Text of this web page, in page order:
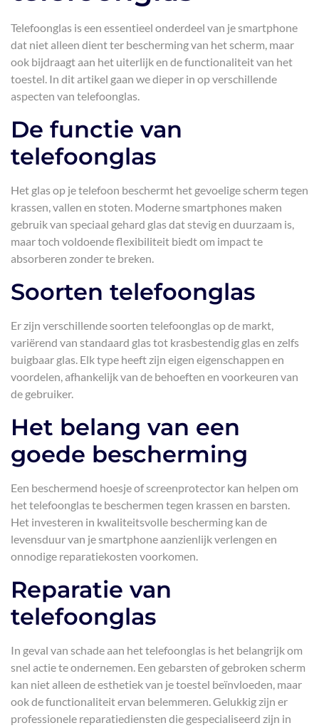
Telefoonglas is een essentieel onderdeel van je smartphone
dat niet alleen dient ter bescherming van het scherm, maar
ook bijdraagt aan het uiterlijk en de functionaliteit van het
toestel. In dit artikel gaan we dieper in op verschillende
aspecten van telefoonglas.
De functie van
telefoonglas
Het glas op je telefoon beschermt het gevoelige scherm tegen
krassen, vallen en stoten. Moderne smartphones maken
gebruik van speciaal gehard glas dat stevig en duurzaam is,
maar toch voldoende flexibiliteit biedt om impact te
absorberen zonder te breken.
Soorten telefoonglas
Er zijn verschillende soorten telefoonglas op de markt,
variërend van standaard glas tot krasbestendig glas en zelfs
buigbaar glas. Elk type heeft zijn eigen eigenschappen en
voordelen, afhankelijk van de behoeften en voorkeuren van
de gebruiker.
Het belang van een
goede bescherming
Een beschermend hoesje of screenprotector kan helpen om
het telefoonglas te beschermen tegen krassen en barsten.
Het investeren in kwaliteitsvolle bescherming kan de
levensduur van je smartphone aanzienlijk verlengen en
onnodige reparatiekosten voorkomen.
Reparatie van
telefoonglas
In geval van schade aan het telefoonglas is het belangrijk om
snel actie te ondernemen. Een gebarsten of gebroken scherm
kan niet alleen de esthetiek van je toestel beïnvloeden, maar
ook de functionaliteit ervan belemmeren. Gelukkig zijn er
professionele reparatiediensten die gespecialiseerd zijn in